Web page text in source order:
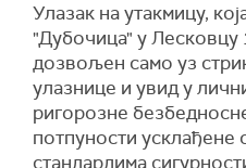
Улазак на утакмицу,
"Дубочица" у Лесковцу
дозвољен само уз
улазнице и увид у
ригорозне
потпуности усклађене
стандардима